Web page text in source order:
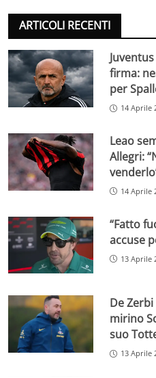
ARTICOLI RECENTI
firma:
per
14 Aprile
Leao
Allegri:
14 Aprile
“Fatto
accuse
13 Aprile
De
mirino
suo
13 Aprile